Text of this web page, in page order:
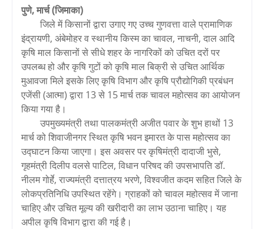
पुणे, मार्च (जिमाका)
जिले में किसानों द्वारा उगाए गए उच्च गुणवत्ता वाले प्रामाणिक
इंद्रायणी, अंबेमोहर व स्थानीय किस्म का चावल, नाचनी, दाल आदि
कृषि माल किसानों से सीधे शहर के नागरिकों को उचित दरों पर
उपलब्ध हो और कृषि गुटों को कृषि माल बिक्री से उचित आर्थिक
मुआवजा मिले इसके लिए कृषि विभाग और कृषि प्रौद्योगिकी प्रबंधन
एजेंसी (आत्मा) द्वारा 13 से 15 मार्च तक चावल महोत्सव का आयोजन
किया गया है।
उपमुख्यमंत्री तथा पालकमंत्री अजीत पवार के शुभ हाथों 13
मार्च को शिवाजीनगर स्थित कृषि भवन इमारत के पास महोत्सव का
उद्घाटन किया जाएगा। इस अवसर पर कृषिमंत्री दादाजी भुसे,
गृहमंत्री दिलीप वलसे पाटिल, विधान परिषद की उपसभापति डॉ.
नीलम गोर्हे, राज्यमंत्री दत्तात्रय भरणे, विश्वजीत कदम सहित जिले के
लोकप्रतिनिधि उपस्थित रहेंगे। ग्राहकों को चावल महोत्सव में जाना
चाहिए और उचित मूल्य की खरीदारी का लाभ उठाना चाहिए। यह
अपील कृषि विभाग द्वारा की गई है।